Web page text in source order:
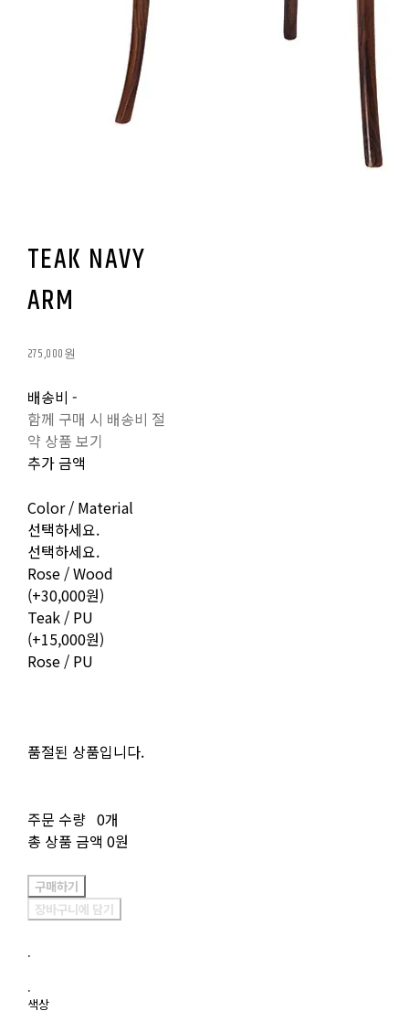
TEAK NAVY
ARM
275,000원
배송비 -
함께 구매 시 배송비 절
약 상품 보기
추가 금액
Color / Material
선택하세요.
선택하세요.
Rose / Wood
(+30,000원)
Teak / PU
(+15,000원)
Rose / PU
품절된 상품입니다.
주문 수량 0개
총 상품 금액 0원
구매하기
장바구니에 담기
.
.
색상